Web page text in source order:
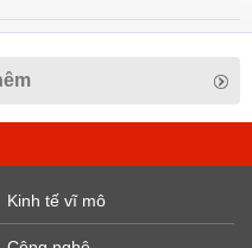
Kinh tế vĩ mô